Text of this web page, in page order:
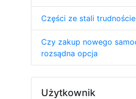
Części ze stali
Czy zakup nowego
rozsądna opcja
Użytkownik